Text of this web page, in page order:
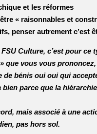
et les réformes
« raisonnables et
penser autrement c’est
Culture, c’est pour ce
que vous vous
de bénis oui oui qui
parce que la
mais associé à une
pas hors sol.